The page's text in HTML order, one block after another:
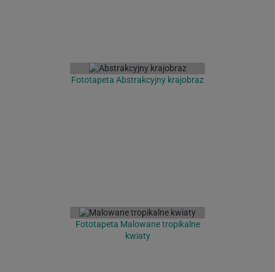
Fototapeta Abstrakcyjny krajobraz
Fototapeta Malowane tropikalne
kwiaty